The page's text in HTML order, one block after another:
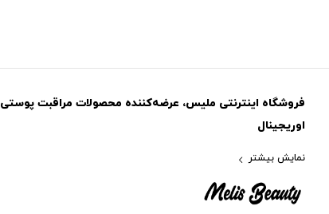
فروشگاه اینترنتی ملیس، عرضه‌کننده محصولات مراقبت پوستی
اوریجینال
نمایش بیشتر